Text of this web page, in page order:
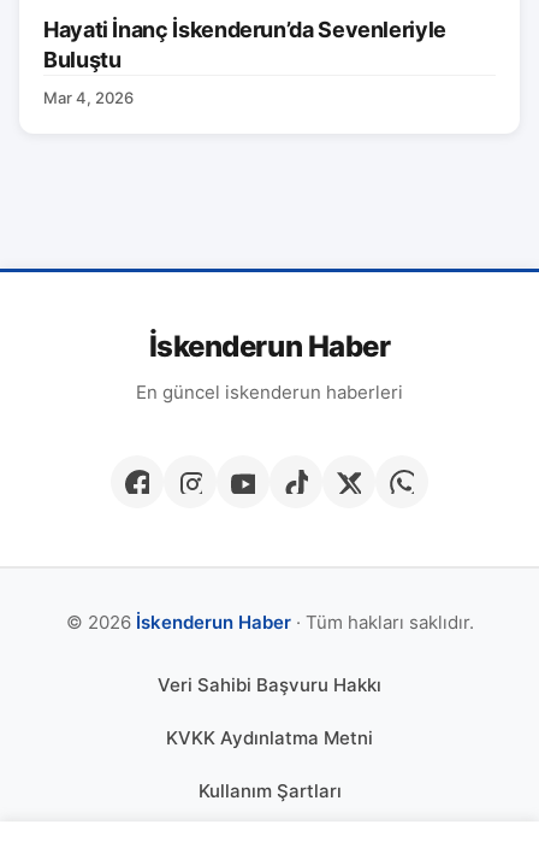
Hayati İnanç İskenderun’da Sevenleriyle
Buluştu
Mar 4, 2026
İskenderun Haber
En güncel iskenderun haberleri
© 2026 İskenderun Haber· Tüm hakları saklıdır.
Veri Sahibi Başvuru Hakkı
KVKK Aydınlatma Metni
Kullanım Şartları